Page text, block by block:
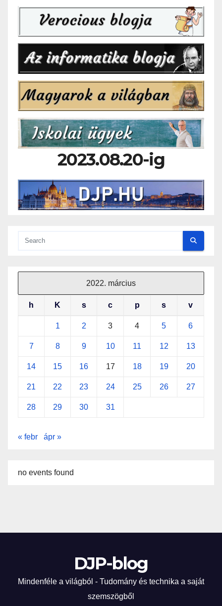
2023.08.20-ig
2022. március
h K s c p s v
1 2 3 4 5 6
7 8 9 10 11 12 13
14 15 16 17 18 19 20
21 22 23 24 25 26 27
28 29 30 31
« febr ápr »
no events found
DJP-blog
Mindenféle a világból - Tudomány és technika a saját
szemszögből